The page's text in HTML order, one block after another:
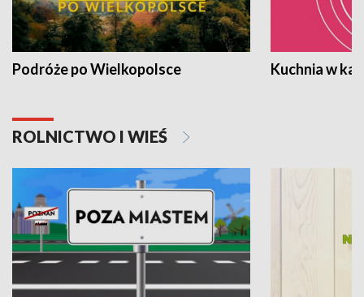
Podróże po Wielkopolsce Kuchnia w
ROLNICTWO I WIEŚ